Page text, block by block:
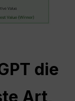
die
Art,